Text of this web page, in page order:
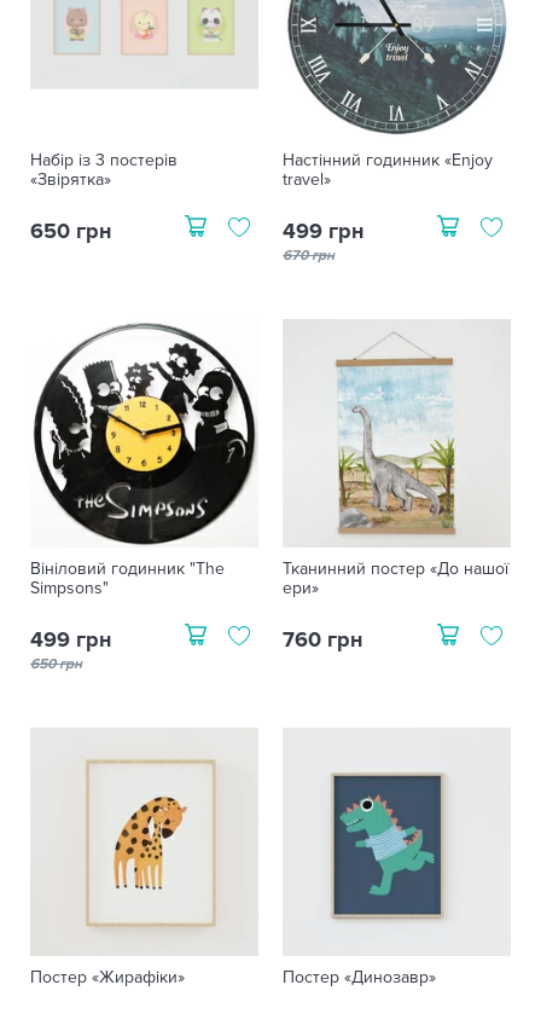
Набір із 3 постерів
«Звірятка»
650 грн
Настінний годинник «Enjoy
travel»
499 грн
670 грн
Вініловий годинник "The
Simpsons"
499 грн
650 грн
Тканинний постер «До нашої
ери»
760 грн
Постер «Жирафіки» Постер «Динозавр»